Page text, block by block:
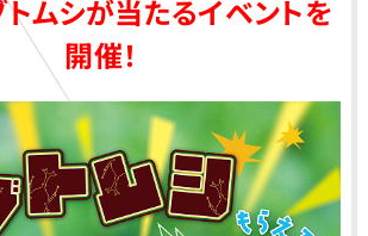
ムシが当たるイベントを
開催！